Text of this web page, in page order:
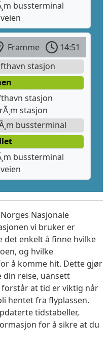
bussterminal
Framme
14:51
stasjon
stasjon
stasjon
bussterminal
bussterminal
Nasjonale
vi bruker er
det enkelt å finne hvilke
og hvilke
å komme hit. Dette gjør
din reise, uansett
at tid er viktig når
hentet fra flyplassen.
tidstabeller,
for å sikre at du